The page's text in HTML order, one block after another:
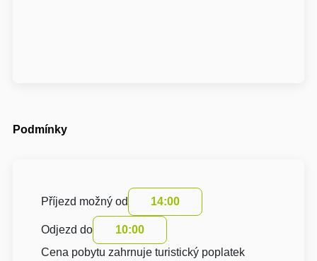
Podmínky
Příjezd možný od 14:00
Odjezd do
10:00
Cena pobytu zahrnuje turistický poplatek